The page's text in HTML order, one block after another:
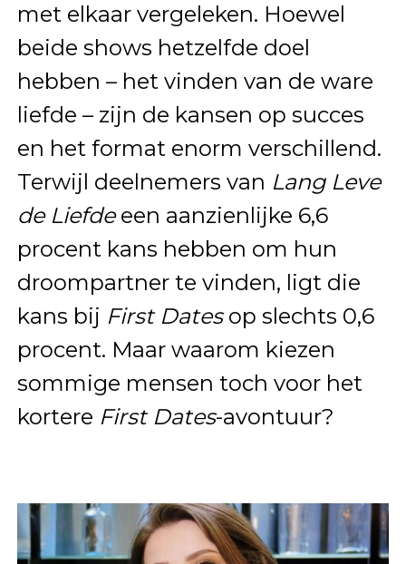
met elkaar vergeleken. Hoewel
beide shows hetzelfde doel
hebben – het vinden van de ware
liefde – zijn de kansen op succes
en het format enorm verschillend.
Terwijl deelnemers van Lang Leve
de Liefdeeen aanzienlijke 6,6
procent kans hebben om hun
droompartner te vinden, ligt die
kans bij First Datesop slechts 0,6
procent. Maar waarom kiezen
sommige mensen toch voor het
kortere First Dates-avontuur?